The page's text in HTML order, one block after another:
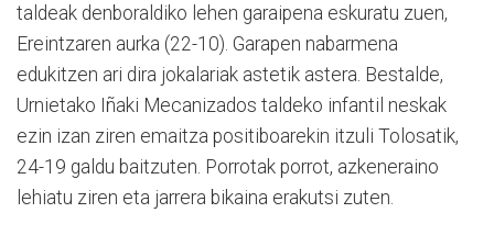
taldeak denboraldiko lehen garaipena eskuratu zuen,
Ereintzaren aurka (22-10). Garapen nabarmena
edukitzen ari dira jokalariak astetik astera. Bestalde,
Urnietako Iñaki Mecanizados taldeko infantil neskak
ezin izan ziren emaitza positiboarekin itzuli Tolosatik,
24-19 galdu baitzuten. Porrotak porrot, azkeneraino
lehiatu ziren eta jarrera bikaina erakutsi zuten.